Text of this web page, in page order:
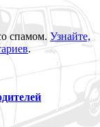
спамом. Узнайте,
.